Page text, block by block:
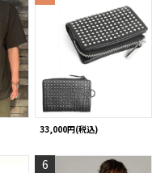
33,000円(税込)
6